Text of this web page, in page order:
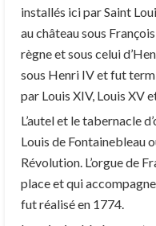
installés ici par Saint
au château sous
règne et sous celui
sous Henri IV et fut
par Louis XIV, Louis XV
L’autel et le tabernacle
Louis de Fontainebleau
Révolution. L’orgue de
place et qui
fut réalisé en 1774.